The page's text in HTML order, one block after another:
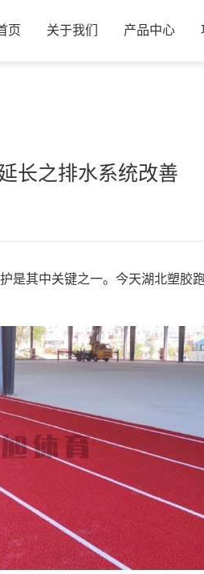
页 关于我们 产品中心
长之排水系统改善
是其中关键之一。今天湖北塑胶